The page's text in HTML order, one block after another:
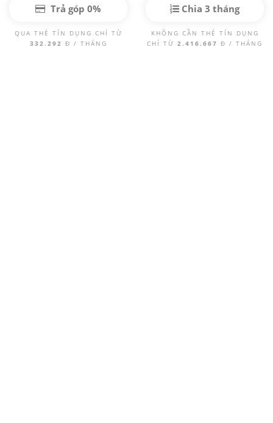
Trả góp 0%
QUA THẺ TÍN DỤNG CHỈ TỪ
332.292 Đ / THÁNG
Chia 3 tháng
KHÔNG CẦN THẺ TÍN DỤNG
CHỈ TỪ 2.416.667 Đ / THÁNG